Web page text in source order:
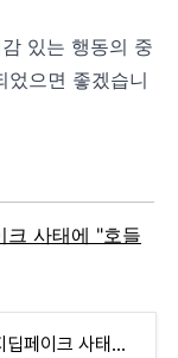
있는 행동의 중
었으면 좋겠습니
크 사태에 "호들
뻑가, 유튜브 수익 창출 정지딥페이크 사태에 "호들갑 떠네, 미쳐가지고"